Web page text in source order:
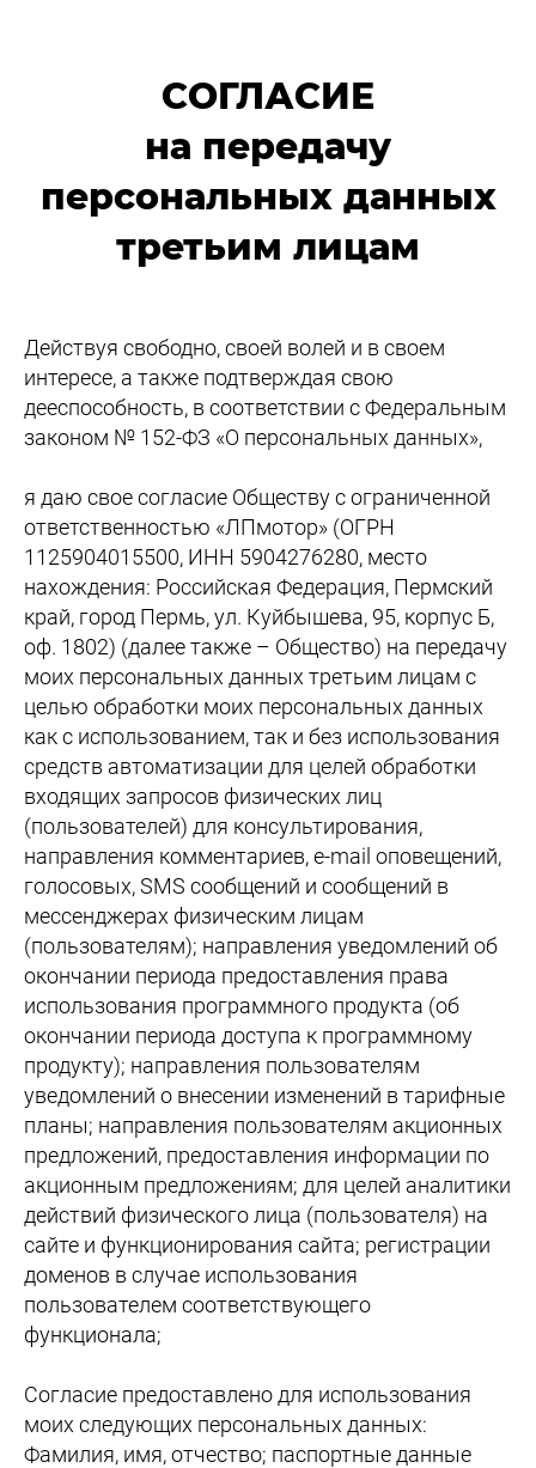
СОГЛАСИЕ
на передачу
персональных данных
третьим лицам
Действуя свободно, своей волей и в своем
интересе, а также подтверждая свою
дееспособность, в соответствии с Федеральным
законом № 152-ФЗ «О персональных данных»,
я даю свое согласие Обществу с ограниченной
ответственностью «ЛПмотор» (ОГРН
1125904015500, ИНН 5904276280, место
нахождения: Российская Федерация, Пермский
край, город Пермь, ул. Куйбышева, 95, корпус Б,
оф. 1802) (далее также – Общество) на передачу
моих персональных данных третьим лицам с
целью обработки моих персональных данных
как с использованием, так и без использования
средств автоматизации для целей обработки
входящих запросов физических лиц
(пользователей) для консультирования,
направления комментариев, e-mail оповещений,
голосовых, SMS сообщений и сообщений в
мессенджерах физическим лицам
(пользователям); направления уведомлений об
окончании периода предоставления права
использования программного продукта (об
окончании периода доступа к программному
продукту); направления пользователям
уведомлений о внесении изменений в тарифные
планы; направления пользователям акционных
предложений, предоставления информации по
акционным предложениям; для целей аналитики
действий физического лица (пользователя) на
сайте и функционирования сайта; регистрации
доменов в случае использования
пользователем соответствующего
функционала;
Согласие предоставлено для использования
моих следующих персональных данных:
Фамилия, имя, отчество; паспортные данные